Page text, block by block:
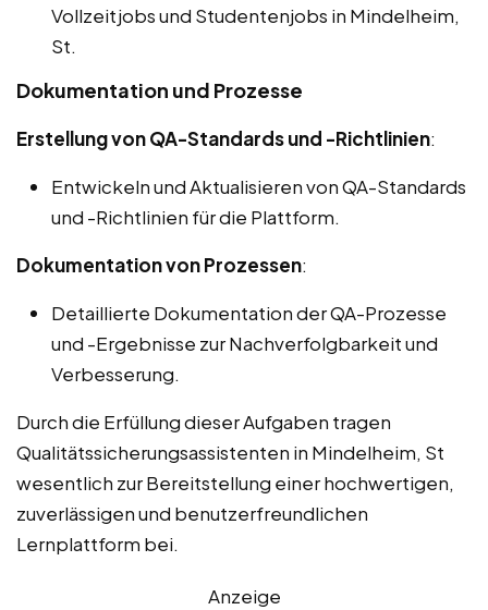
Vollzeitjobs und Studentenjobs in Mindelheim,
St.
Dokumentation und Prozesse
Erstellung von QA-Standards und -Richtlinien:
Entwickeln und Aktualisieren von QA-Standards
und -Richtlinien für die Plattform.
Dokumentation von Prozessen:
Detaillierte Dokumentation der QA-Prozesse
und -Ergebnisse zur Nachverfolgbarkeit und
Verbesserung.
Durch die Erfüllung dieser Aufgaben tragen
Qualitätssicherungsassistenten in Mindelheim, St
wesentlich zur Bereitstellung einer hochwertigen,
zuverlässigen und benutzerfreundlichen
Lernplattform bei.
Anzeige